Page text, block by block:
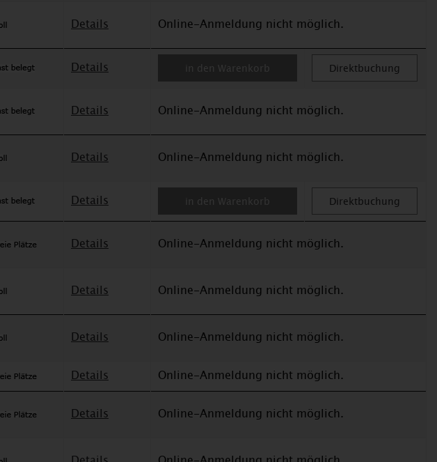
Details Online-Anmeldung nicht möglich.
Details in den Warenkorb Direktbuchung
Details Online-Anmeldung nicht möglich.
Details Online-Anmeldung nicht möglich.
Details in den Warenkorb Direktbuchung
Details Online-Anmeldung nicht möglich.
Details Online-Anmeldung nicht möglich.
Details Online-Anmeldung nicht möglich.
Details
Online-Anmeldung nicht möglich.
Details Online-Anmeldung nicht möglich.